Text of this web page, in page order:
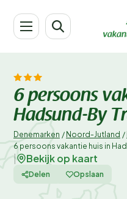
6 persoons
Hadsund-By
Denemarken / Noord-Jutland /
6 persoons vakantie huis in
Bekijk op kaart
Delen Opslaan